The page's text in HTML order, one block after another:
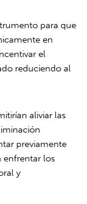
para que
en
el
reduciendo al
aliviar las
previamente
enfrentar los
y